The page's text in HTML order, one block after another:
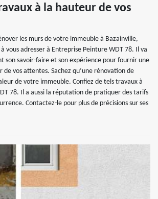
à la hauteur de vos
les murs de votre immeuble à Bazainville,
vous adresser à Entreprise Peinture WDT 78. Il va
son savoir-faire et son expérience pour fournir une
vos attentes. Sachez qu’une rénovation de
de votre immeuble. Confiez de tels travaux à
78. Il a aussi la réputation de pratiquer des tarifs
Contactez-le pour plus de précisions sur ses